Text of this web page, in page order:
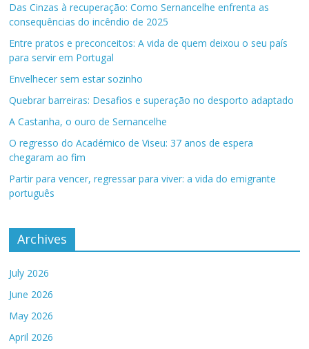
Das Cinzas à recuperação: Como Sernancelhe enfrenta as
consequências do incêndio de 2025
Entre pratos e preconceitos: A vida de quem deixou o seu país
para servir em Portugal
Envelhecer sem estar sozinho
Quebrar barreiras: Desafios e superação no desporto adaptado
A Castanha, o ouro de Sernancelhe
O regresso do Académico de Viseu: 37 anos de espera
chegaram ao fim
Partir para vencer, regressar para viver: a vida do emigrante
português
Archives
July 2026
June 2026
May 2026
April 2026